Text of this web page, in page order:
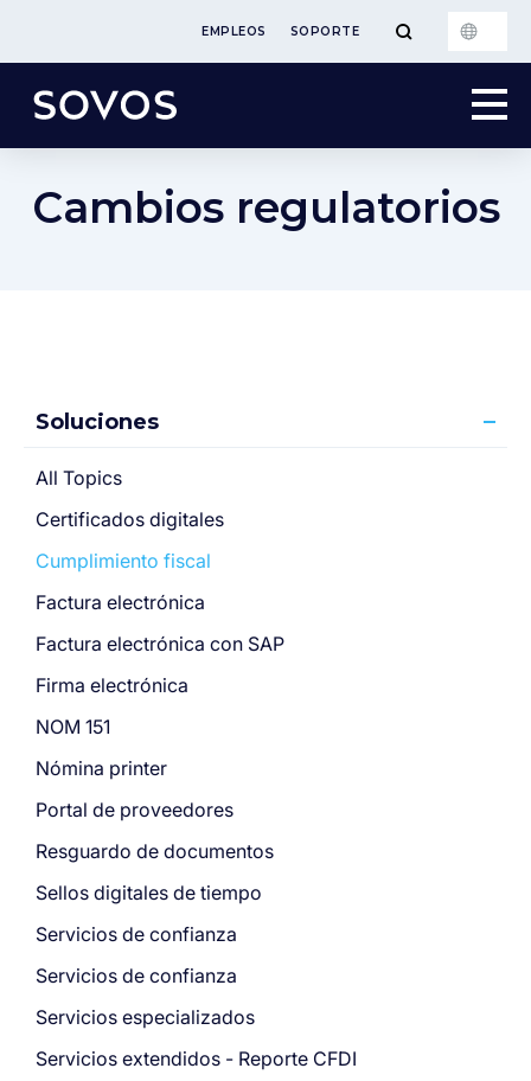
EMPLEOS SOPORTE
Cambios regulatorios
Soluciones
All Topics
Certificados digitales
Cumplimiento fiscal
Factura electrónica
Factura electrónica con SAP
Firma electrónica
NOM 151
Nómina printer
Portal de proveedores
Resguardo de documentos
Sellos digitales de tiempo
Servicios de confianza
Servicios de confianza
Servicios especializados
Servicios extendidos - Reporte CFDI